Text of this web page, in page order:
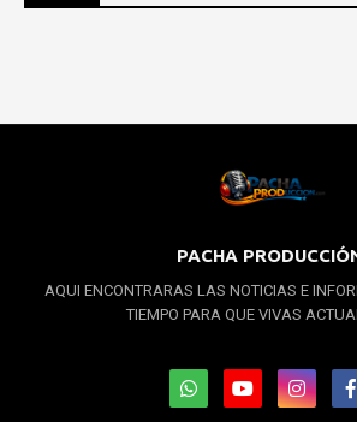
PACHA
AQUI ENCONTRARAS LAS NOTICIAS E
TIEMPO PARA QUE VIVAS